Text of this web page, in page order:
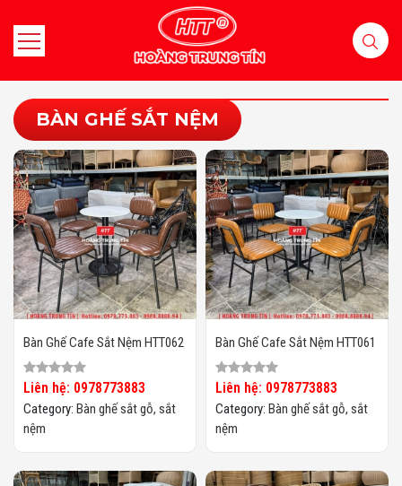
BÀN GHẾ SẮT NỆM
Bàn Ghế Cafe Sắt Nệm HTT062
Liên hệ: 0978773883
Category: Bàn ghế sắt gỗ, sắt
nệm
Bàn Ghế Cafe Sắt Nệm HTT061
Liên hệ: 0978773883
Category: Bàn ghế sắt gỗ, sắt
nệm